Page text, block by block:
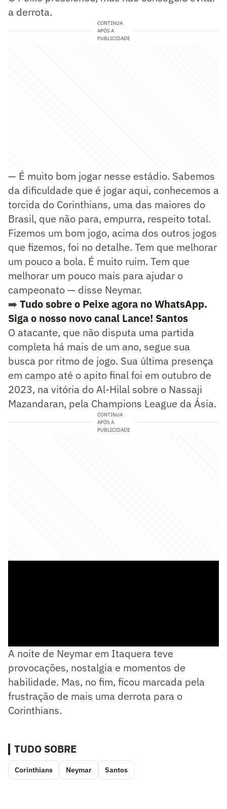
a derrota.
CONTINUA
APÓS A
PUBLICIDADE
— É muito bom jogar nesse estádio. Sabemos
da dificuldade que é jogar aqui, conhecemos a
torcida do Corinthians, uma das maiores do
Brasil, que não para, empurra, respeito total.
Fizemos um bom jogo, acima dos outros jogos
que fizemos, foi no detalhe. Tem que melhorar
um pouco a bola. É muito ruim. Tem que
melhorar um pouco mais para ajudar o
campeonato — disse Neymar.
➡️ Tudo sobre o Peixe agora no WhatsApp.
Siga o nosso novo canal Lance! Santos
O atacante, que não disputa uma partida
completa há mais de um ano, segue sua
busca por ritmo de jogo. Sua última presença
em campo até o apito final foi em outubro de
2023, na vitória do Al-Hilal sobre o Nassaji
Mazandaran, pela Champions League da Ásia.
CONTINUA
APÓS A
PUBLICIDADE
A noite de Neymar em Itaquera teve
provocações, nostalgia e momentos de
habilidade. Mas, no fim, ficou marcada pela
frustração de mais uma derrota para o
Corinthians.
TUDO SOBRE
Corinthians Neymar Santos